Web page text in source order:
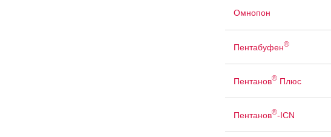
Омнопон
Пентабуфен®
Пентанов®Плюс
Пентанов®-ICN